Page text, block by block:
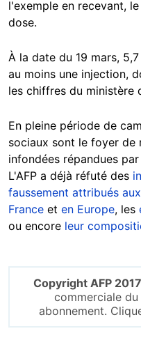
l'exemple en recevant,
dose.
À la date du 19 mars,
au moins une injection,
les chiffres du ministère
En pleine période de
sociaux sont le foyer de
infondées répandues
L'AFP a déjà réfuté des
faussement attribués
France et en Europe, les
ou encore leur
Copyright AFP
commerciale
abonnement.